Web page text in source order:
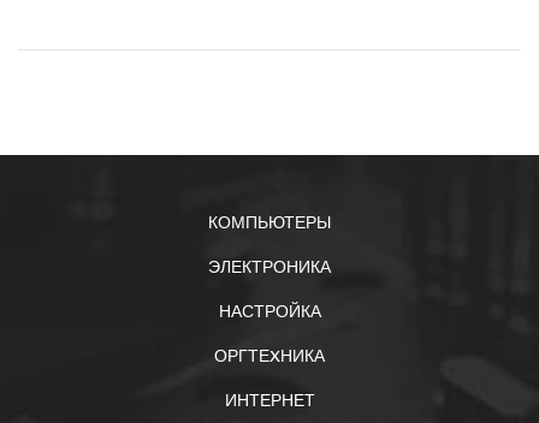
КОМПЬЮТЕРЫ
ЭЛЕКТРОНИКА
НАСТРОЙКА
ОРГТЕXНИКА
ИНТЕРНЕТ